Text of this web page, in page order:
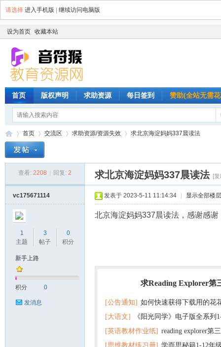
请选择 进入手机版 继续访问电脑版
设为首页 收藏本站
首页 版权声明 求助资源 每日签到 赞助(全站无需
首页
›
交流区
›
求助资源/资源失效
›
求北京海淀妈妈337晨读法
查看: 2208 回复: 2 求北京海淀妈妈337晨读法 [
vc175671114
1
主题
3
帖子
0
积分
新手上路
积分 0
发消息
发表于 2023-5-11 11:14:34 显示全部楼层
北京海淀妈妈337晨读法，感谢感谢
求Reading Explorer第
[公告通知] 如何快速获得下载用的花
[大语文]
《阳光同学》电子版全系列
+英语
[英语教材作业纸] reading explorer第
+音频 百度云网盘下载
[思维教材练习册] 学而思秘籍1-12年